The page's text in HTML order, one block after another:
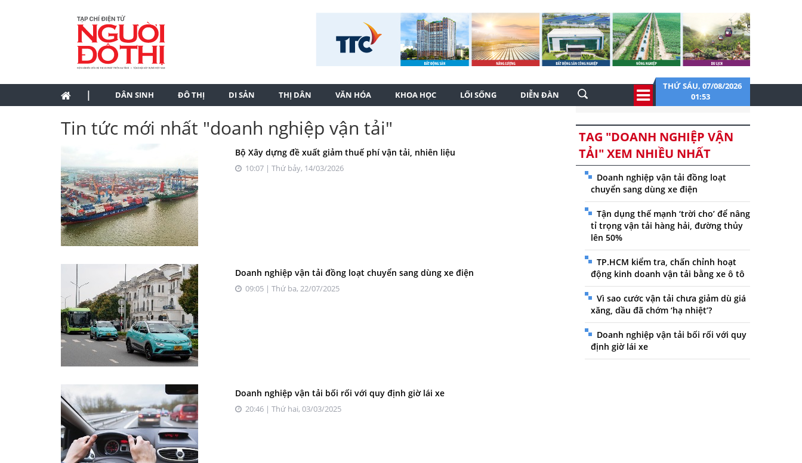
| DÂN SINH ĐÔ THỊ DI SẢN THỊ DÂN VĂN HÓA KHOA HỌC LỐI SỐNG DIỄN ĐÀN
THỨ SÁU, 07/08/2026
01:53
Tin tức mới nhất "doanh nghiệp vận tải"
Bộ Xây dựng đề xuất giảm thuế phí vận tải, nhiên liệu
10:07 | Thứ bảy, 14/03/2026
Doanh nghiệp vận tải đồng loạt chuyển sang dùng xe điện
09:05 | Thứ ba, 22/07/2025
Doanh nghiệp vận tải bối rối với quy định giờ lái xe
20:46 | Thứ hai, 03/03/2025
TAG "DOANH NGHIỆP VẬN
TẢI" XEM NHIỀU NHẤT
Doanh nghiệp vận tải đồng loạt
chuyển sang dùng xe điện
Tận dụng thế mạnh ‘trời cho’ để nâng
tỉ trọng vận tải hàng hải, đường thủy
lên 50%
TP.HCM kiểm tra, chấn chỉnh hoạt
động kinh doanh vận tải bằng xe ô tô
Vì sao cước vận tải chưa giảm dù giá
xăng, dầu đã chớm ‘hạ nhiệt’?
Doanh nghiệp vận tải bối rối với quy
định giờ lái xe